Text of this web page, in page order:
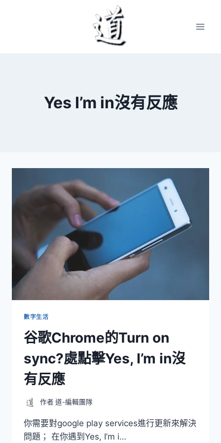
Yes I’m in沒有反應
數字生活
谷歌Chrome的Turn on
sync?處點擊Yes, I’m in沒
有反應
作者 道-編輯團隊
你需要對google play services進行更新來解決
問題； 在你遇到Yes, I’m i…